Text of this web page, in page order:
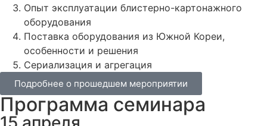
Опыт эксплуатации блистерно-картонажного
оборудования
Поставка оборудования из Южной Кореи,
особенности и решения
Сериализация и агрегация
Подробнее о прошедшем мероприятии
Программа семинара